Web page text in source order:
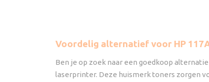
Voordelig alternatief voor HP
Ben je op zoek naar een goedkoop
laserprinter. Deze huismerk toners zorgen